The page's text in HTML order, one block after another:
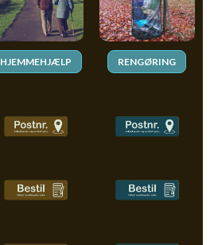
HJEMMEHJÆLP RENGØRING